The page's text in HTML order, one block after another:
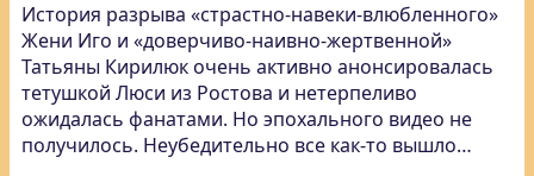
История разрыва «страстно-навеки-влюбленного»
Жени Иго и «доверчиво-наивно-жертвенной»
Татьяны Кирилюк очень активно анонсировалась
тетушкой Люси из Ростова и нетерпеливо
ожидалась фанатами. Но эпохального видео не
получилось. Неубедительно все как-то вышло…